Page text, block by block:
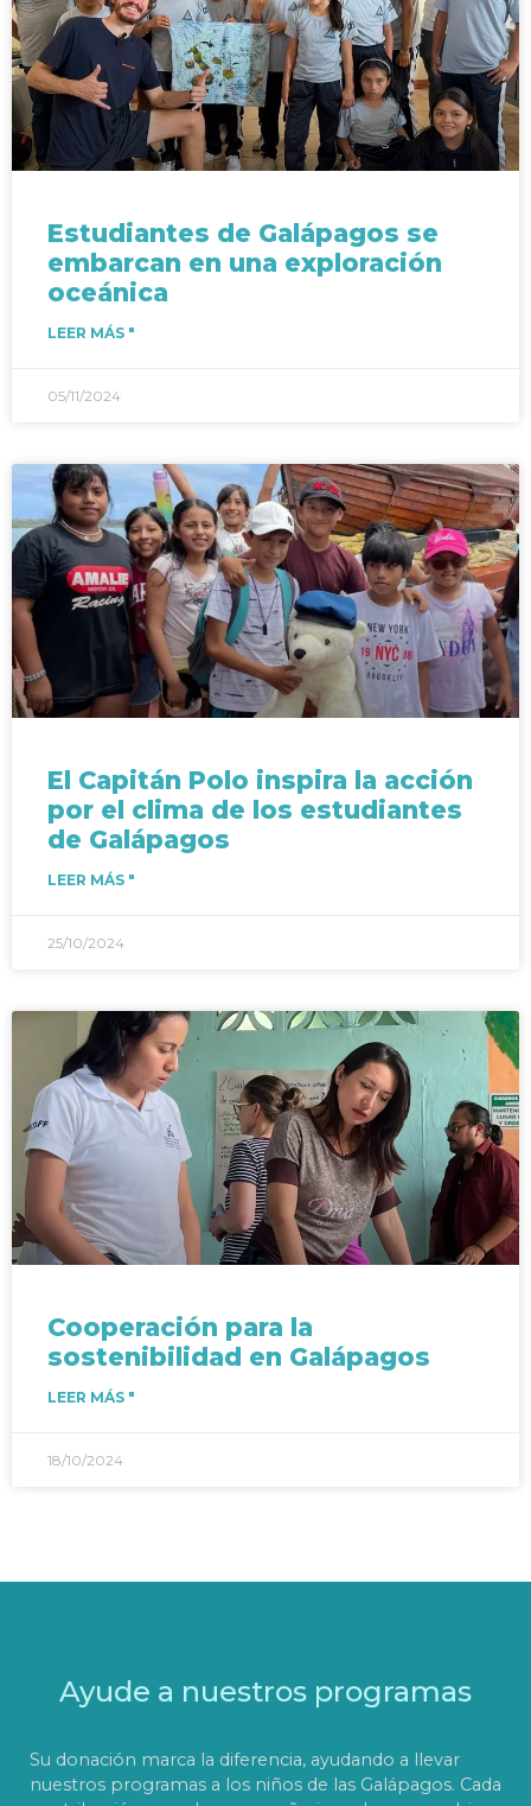
Estudiantes de Galápagos se
embarcan en una exploración
oceánica
LEER MÁS "
05/11/2024
El Capitán Polo inspira la acción
por el clima de los estudiantes
de Galápagos
LEER MÁS "
25/10/2024
Cooperación para la
sostenibilidad en Galápagos
LEER MÁS "
18/10/2024
Ayude a nuestros programas
Su donación marca la diferencia, ayudando a llevar
nuestros programas a los niños de las Galápagos. Cada